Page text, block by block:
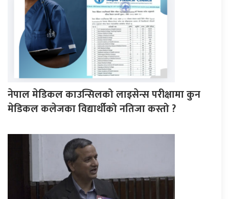
नेपाल मेडिकल काउन्सिलको लाइसेन्स परीक्षामा कुन
मेडिकल कलेजका विद्यार्थीको नतिजा कस्तो ?